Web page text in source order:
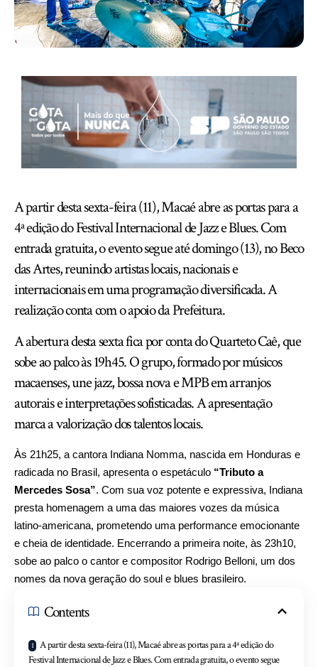
A partir desta sexta-feira (11), Macaé abre as portas para a
4ª edição do Festival Internacional de Jazz e Blues. Com
entrada gratuita, o evento segue até domingo (13), no Beco
das Artes, reunindo artistas locais, nacionais e
internacionais em uma programação diversificada. A
realização conta com o apoio da Prefeitura.
A abertura desta sexta fica por conta do Quarteto Caê, que
sobe ao palco às 19h45. O grupo, formado por músicos
macaenses, une jazz, bossa nova e MPB em arranjos
autorais e interpretações sofisticadas. A apresentação
marca a valorização dos talentos locais.
Às 21h25, a cantora Indiana Nomma, nascida em Honduras e
radicada no Brasil, apresenta o espetáculo “Tributo a
Mercedes Sosa”. Com sua voz potente e expressiva, Indiana
presta homenagem a uma das maiores vozes da música
latino-americana, prometendo uma performance emocionante
e cheia de identidade. Encerrando a primeira noite, às 23h10,
sobe ao palco o cantor e compositor Rodrigo Belloni, um dos
nomes da nova geração do soul e blues brasileiro.
Contents
A partir desta sexta-feira (11), Macaé abre as portas para a 4ª edição do
Festival Internacional de Jazz e Blues. Com entrada gratuita, o evento segue